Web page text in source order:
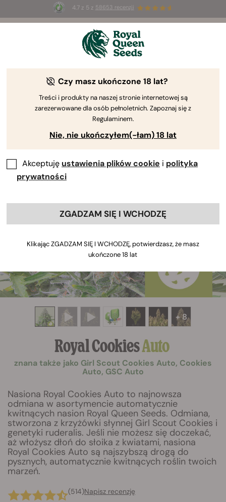
4.7 z 5 z 58653 recenzji
Summer Sales: do 50% zniżki
na wybrane produkty ⏤
+ 8
Royal CookiesAuto
znana także jako Girl Scout Cookies Auto, Cookies
Auto, GSC Auto
Nasiona Royal Cookies Auto to najnowsza
odmiana w asortymencie automatycznie
kwitnących nasion Royal Queen Seeds. Odmiana,
stworzona z krzyżówki słynnej Girl Scout Cookies i
genetyki ruderalis. Jeśli nie możesz się doczekać,
aż włożysz dłoń do słoika z kwiatami, nasiona
Royal Cookies Auto są najszybszą drogą do
pysznych, automatycznie kwitnących roślin twoich
marzeń.
(514)Napisz recenzję
Czy masz ukończone 18 lat?
Treści i produkty na naszej stronie internetowej są
zarezerwowane dla osób pełnoletnich. Zapoznaj się z
Regulaminem.
Nie, nie ukończyłem(-łam) 18 lat
Akceptuję ustawienia plików cookie i polityka
prywatności
ZGADZAM SIĘ I WCHODZĘ
Klikając ZGADZAM SIĘ I WCHODZĘ, potwierdzasz, że masz
ukończone 18 lat